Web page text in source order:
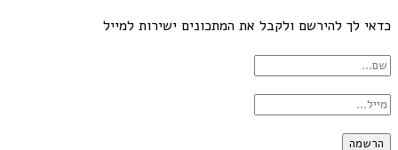
כדאי לך להירשם ולקבל את המתכונים ישירות למייל